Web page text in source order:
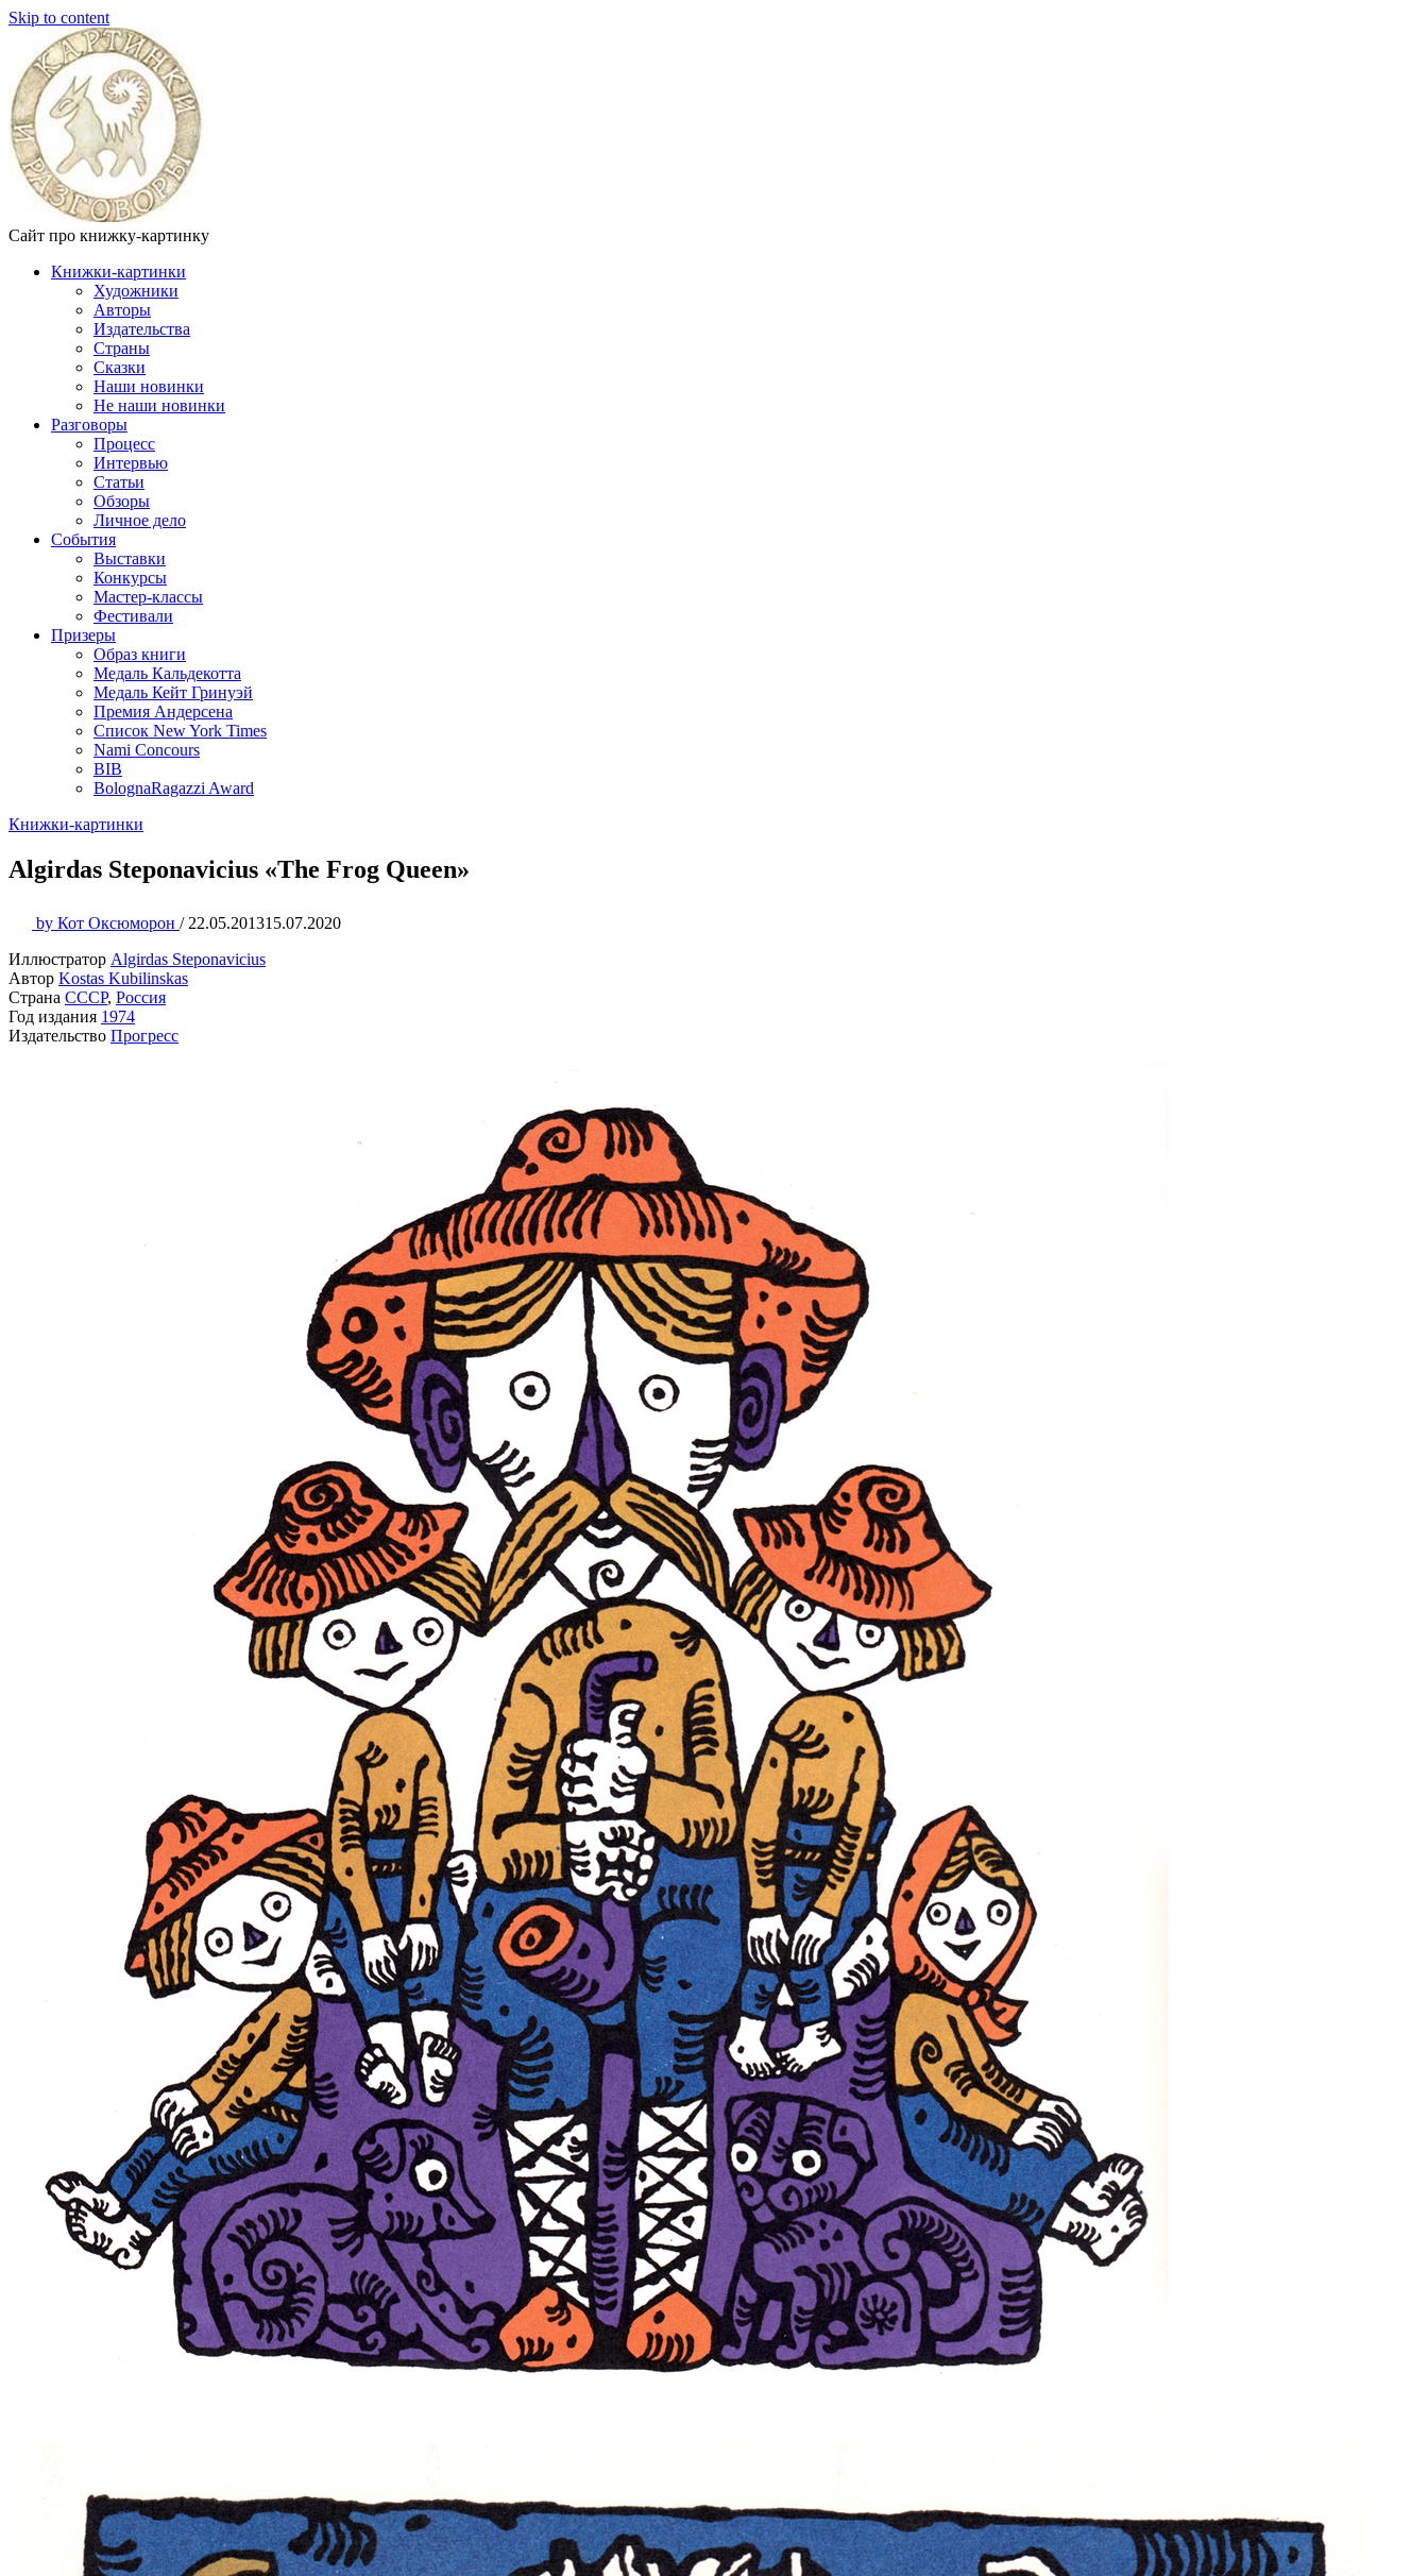
Skip to content
Сайт про книжку-картинку
Книжки-картинки
Художники
Авторы
Издательства
Страны
Сказки
Наши новинки
Не наши новинки
Разговоры
Процесс
Интервью
Статьи
Обзоры
Личное дело
События
Выставки
Конкурсы
Мастер-классы
Фестивали
Призеры
Образ книги
Медаль Кальдекотта
Медаль Кейт Гринуэй
Премия Андерсена
Список New York Times
Nami Concours
BIB
BolognaRagazzi Award
Книжки-картинки
Algirdas Steponavicius «The Frog Queen»
by Кот Оксюморон / 22.05.201315.07.2020
Иллюстратор Algirdas Steponavicius
Автор Kostas Kubilinskas
Страна СССР, Россия
Год издания 1974
Издательство Прогресс